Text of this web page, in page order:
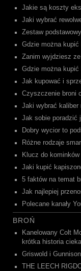
Jakie są koszty
Jaki wybrać
Zestaw
Gdzie można kupić
Zanim wyjdziesz
Gdzie można
Jak kupować i
Czyszczenie broni
Jaki wybrać kaliber
Jak sobie poradzić
Dobry wycior to
Różne rodzaje
Klucz do kominków
Jaki kupić
5 faktów na temat
Jak najlepiej
Polecane kanały
BROŃ
Kanelowany Colt
krótka historia
Griswold i Gunnison
THE LEECH